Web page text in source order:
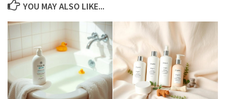
YOU MAY ALSO LIKE...